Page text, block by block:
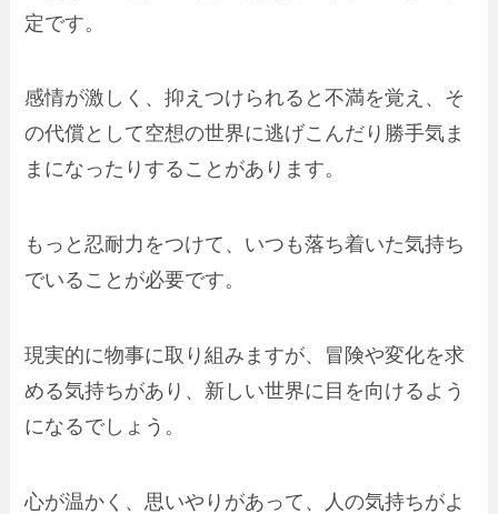
定です。
感情が激しく、抑えつけられると不満を覚え、そ
の代償として空想の世界に逃げこんだり勝手気ま
まになったりすることがあります。
もっと忍耐力をつけて、いつも落ち着いた気持ち
でいることが必要です。
現実的に物事に取り組みますが、冒険や変化を求
める気持ちがあり、新しい世界に目を向けるよう
になるでしょう。
心が温かく、思いやりがあって、人の気持ちがよ